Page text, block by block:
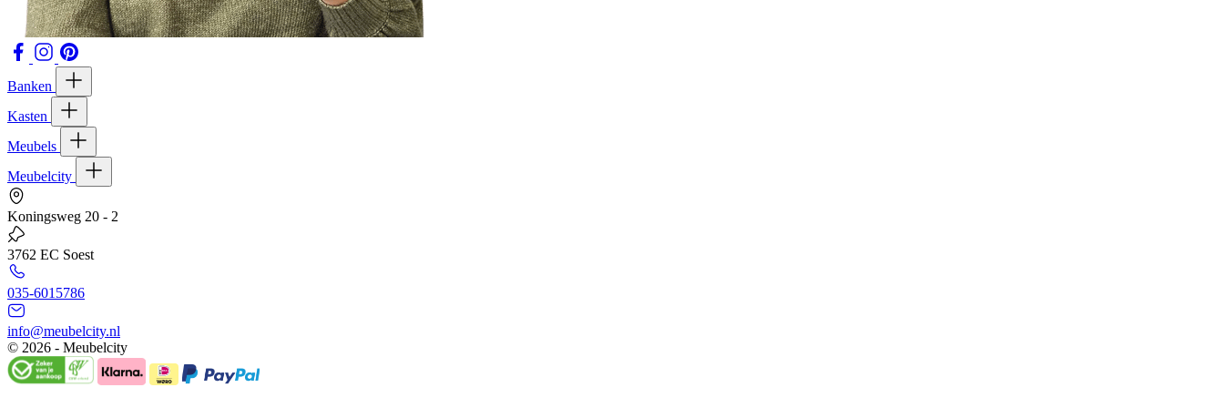
Banken
Kasten
Meubels
Meubelcity
Koningsweg 20 - 2
3762 EC Soest
035-6015786
info@meubelcity.nl
© 2026 - Meubelcity